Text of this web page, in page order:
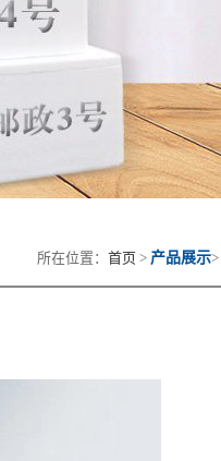
所在位置： 首页 > 产品展示>